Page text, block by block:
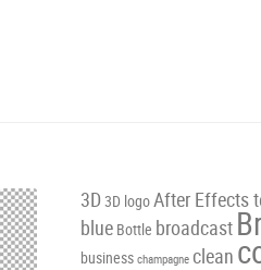
3D 3D logoAfter Effects
blue Bottle broadcast
business champagne clean